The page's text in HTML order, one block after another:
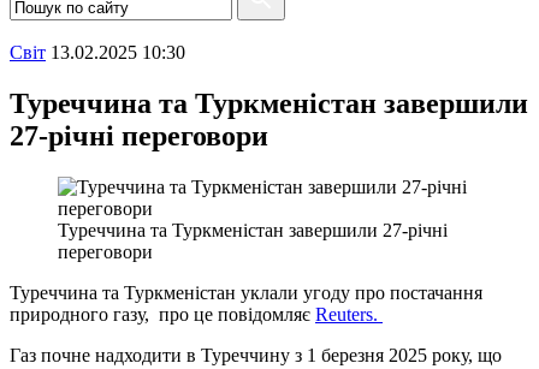
Свiт 13.02.2025 10:30
Туреччина та Туркменістан завершили
27-річні переговори
Туреччина та Туркменістан завершили 27-річні
переговори
Туреччина та Туркменістан уклали угоду про постачання
природного газу, про це повідомляє Reuters.
Газ почне надходити в Туреччину з 1 березня 2025 року, що